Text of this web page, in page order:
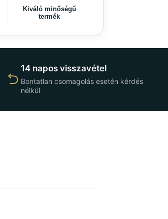
Kiváló minőségű
termék
14 napos visszavétel
Bontatlan csomagolás esetén kérdés
nélkül